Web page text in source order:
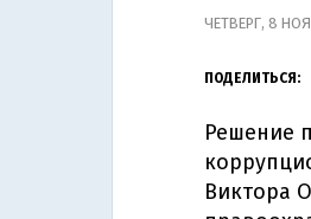
ЧЕТВЕРГ, 8
ПОДЕЛИТЬСЯ:
Решение
Виктора